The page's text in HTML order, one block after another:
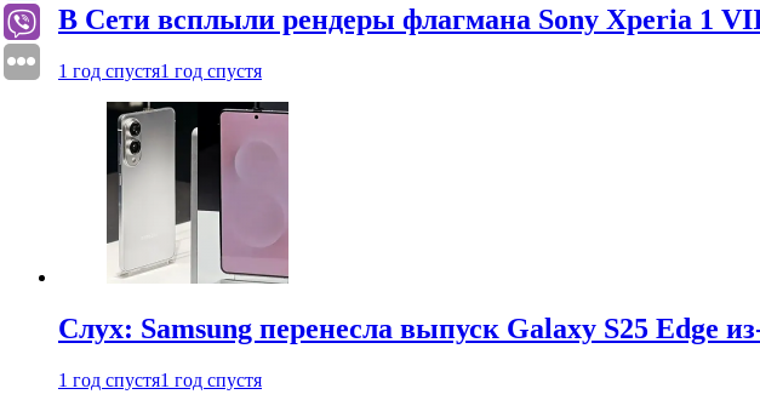
В Сети всплыли рендеры флагмана Sony Xperia 1
1 год спустя1 год спустя
Слух: Samsung перенесла выпуск Galaxy S25 Edge
1 год спустя1 год спустя